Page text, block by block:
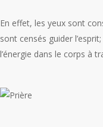
En effet, les yeux sont
sont censés guider
l’énergie dans le corps à